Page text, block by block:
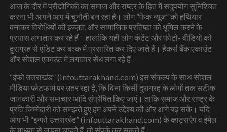
आज के दौर में प्रौद्योगिकी का समाज और राष्ट्र के हित में सदुपयोग सुनिश्चित
करना भी आपने आप में चुनौती बन रहा है। लोग “फेक न्यूज” को हथियार
बनाकर विरोधियों की इज्ज़त, और सामाजिक प्रतिष्ठा को धूमिल करने के
प्रयास लगातार कर रहे हैं। हालांकि यही लोग कंटेंट और फोटो- वीडियो को
दुराग्रह से एडिट कर बल्क में प्रसारित कर दिए जाते हैं। हैकर्स बैंक एकाउंट
और सोशल एकाउंट में लगातार सेंध लगा रहे हैं।
“इंफो उत्तराखंड” (infouttarakhand.com) इस संकल्प के साथ सोशल
मीडिया प्लेटफार्म पर उतर रहा है, कि बिना किसी दुराग्रह के लोगों तक सटीक
जानकारी और समाचार आदि संप्रेषित किए जाएं। ताकि समाज और राष्ट्र के
प्रति जिम्मेदारी को समझते हुए हम अपने उद्देश्य की ओर आगे बढ़ सकें। यदि
आप भी “इन्फो उत्तराखंड” (infouttarakhand.com) के व्हाट्सऐप व ईमेल